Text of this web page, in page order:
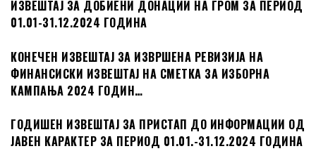
ИЗВЕШТАЈ ЗА ДОБИЕНИ ДОНАЦИИ НА ГРОМ ЗА ПЕРИОД
01.01-31.12.2024 ГОДИНА
КОНЕЧЕН ИЗВЕШТАЈ ЗА ИЗВРШЕНА РЕВИЗИЈА НА
ФИНАНСИСКИ ИЗВЕШТАЈ НА СМЕТКА ЗА ИЗБОРНА
КАМПАЊА 2024 ГОДИН…
ГОДИШЕН ИЗВЕШТАЈ ЗА ПРИСТАП ДО ИНФОРМАЦИИ ОД
ЈАВЕН КАРАКТЕР ЗА ПЕРИОД 01.01.-31.12.2024 ГОДИНА